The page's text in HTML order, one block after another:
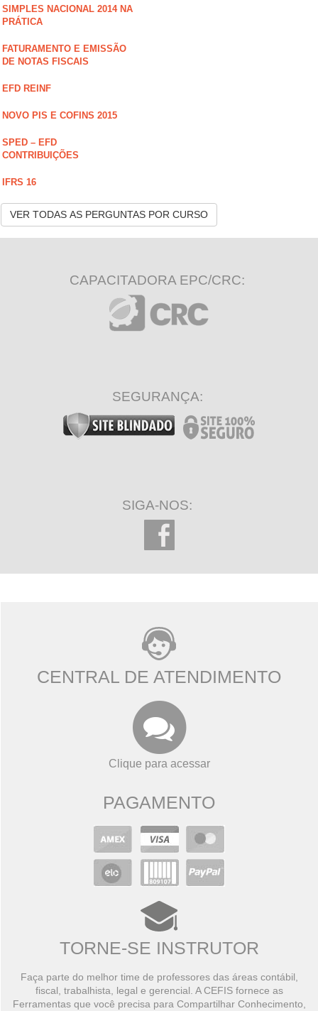
SIMPLES NACIONAL 2014 NA
PRÁTICA
FATURAMENTO E EMISSÃO
DE NOTAS FISCAIS
EFD REINF
NOVO PIS E COFINS 2015
SPED – EFD
CONTRIBUIÇÕES
IFRS 16
VER TODAS AS PERGUNTAS POR CURSO
CAPACITADORA EPC/CRC:
SEGURANÇA:
SIGA-NOS:
CENTRAL DE ATENDIMENTO
Clique para acessar
PAGAMENTO
TORNE-SE INSTRUTOR
Faça parte do melhor time de professores das áreas contábil,
fiscal, trabalhista, legal e gerencial. A CEFIS fornece as
Ferramentas que você precisa para Compartilhar Conhecimento,